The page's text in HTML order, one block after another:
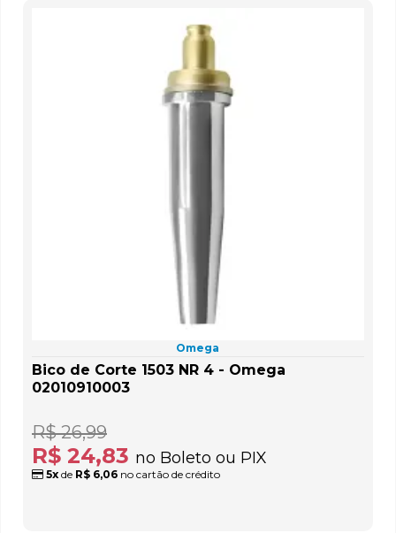
Omega
Bico de Corte 1503 NR 4 - Omega
02010910003
R$ 24,83 no Boleto ou PIX
R$ 26,99
5x de R$ 6,06 no cartão de crédito